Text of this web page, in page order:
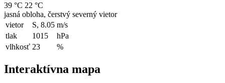
39 °C 22 °C
jasná obloha, čerstvý severný vietor
vietor
S, 8.05 m/s
tlak
1015
hPa
vlhkosť 23 %
Interaktívna mapa